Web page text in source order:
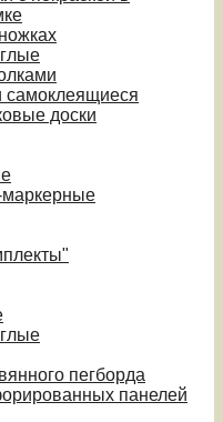
самоклеящиеся
доски
маркерные
пегборда
панелей